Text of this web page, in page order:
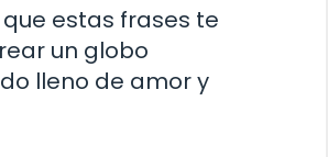
estas frases te
un globo
lleno de amor y